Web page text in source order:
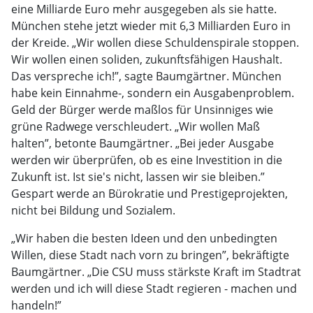
eine Milliarde Euro mehr ausgegeben als sie hatte.
München stehe jetzt wieder mit 6,3 Milliarden Euro in
der Kreide. „Wir wollen diese Schuldenspirale stoppen.
Wir wollen einen soliden, zukunftsfähigen Haushalt.
Das verspreche ich!”, sagte Baumgärtner. München
habe kein Einnahme-, sondern ein Ausgabenproblem.
Geld der Bürger werde maßlos für Unsinniges wie
grüne Radwege verschleudert. „Wir wollen Maß
halten”, betonte Baumgärtner. „Bei jeder Ausgabe
werden wir überprüfen, ob es eine Investition in die
Zukunft ist. Ist sie's nicht, lassen wir sie bleiben.”
Gespart werde an Bürokratie und Prestigeprojekten,
nicht bei Bildung und Sozialem.
„Wir haben die besten Ideen und den unbedingten
Willen, diese Stadt nach vorn zu bringen”, bekräftigte
Baumgärtner. „Die CSU muss stärkste Kraft im Stadtrat
werden und ich will diese Stadt regieren - machen und
handeln!”